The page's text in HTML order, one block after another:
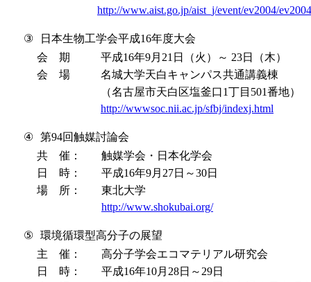
http://www.aist.go.jp/aist_j/event/ev2004/
③
日本生物工学会平成16年度大会
会 期
平成16年9月21日（火）～ 23日（木）
会 場
名城大学天白キャンパス共通講義棟
（名古屋市天白区塩釜口1丁目501番地）
http://wwwsoc.nii.ac.jp/sfbj/indexj.html
④ 第94回触媒討論会
共 催：
触媒学会・日本化学会
日 時：
平成16年9月27日～30日
場 所：
東北大学
http://www.shokubai.org/
⑤ 環境循環型高分子の展望
主 催：
高分子学会エコマテリアル研究会
日 時：
平成16年10月28日～29日